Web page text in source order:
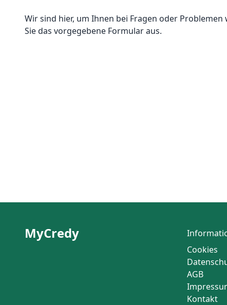
Wir sind hier, um Ihnen bei Fragen oder
Sie das vorgegebene Formular aus.
MyCredy
Cookies
AGB
Kontakt